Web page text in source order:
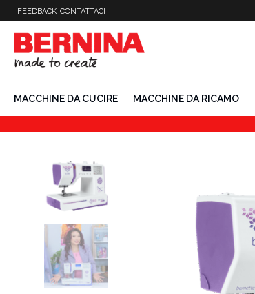
contenuto
FEEDBACK CONTATTACI
MACCHINE DA CUCIRE MACCHINE DA RICAMO